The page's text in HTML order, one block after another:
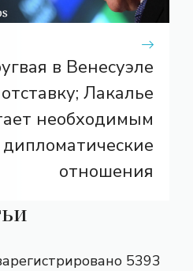
в Венесуэле
Лакалье
необходимым
отношения
5393